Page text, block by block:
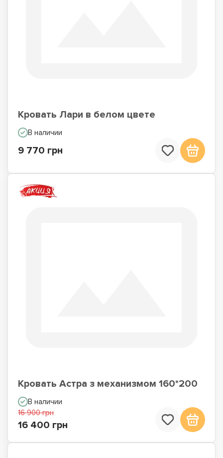
Кровать Лари в белом цвете
В наличии
9 770 грн
Кровать Астра з механизмом 160*200
В наличии
16 900 грн
16 400 грн